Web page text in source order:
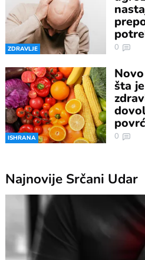
ZDRAVLJE 0
ISHRANA
šta
0
Najnovije Srčani Udar